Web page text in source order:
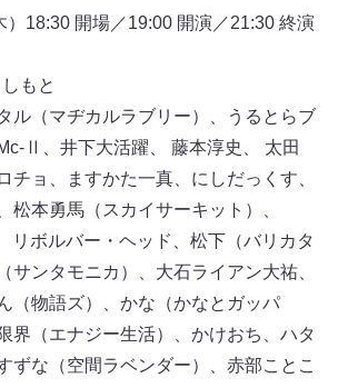
）18:30 開場／19:00 開演／21:30 終演
もと
ル（マヂカルラブリー）、うるとらブ
Ⅱ、井下大活躍、 藤本淳史、 太田
チョ、ますかた一真、にしだっくす、
松本勇馬（スカイサーキット）、
リボルバー・ヘッド、松下（バリカタ
サンタモニカ）、大石ライアン大祐、
（物語ズ）、かな（かなとガッパ
界（エナジー生活）、かけおち、ハタ
ずな（空間ラベンダー）、赤部ことこ